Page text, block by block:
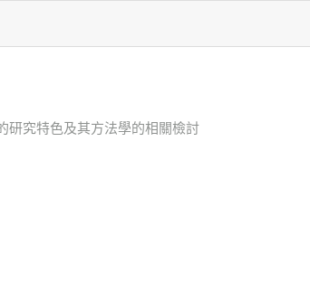
研究特色及其方法學的相關檢討